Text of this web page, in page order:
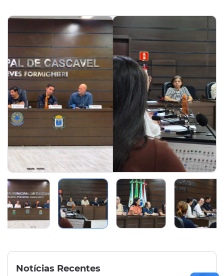
Notícias Recentes